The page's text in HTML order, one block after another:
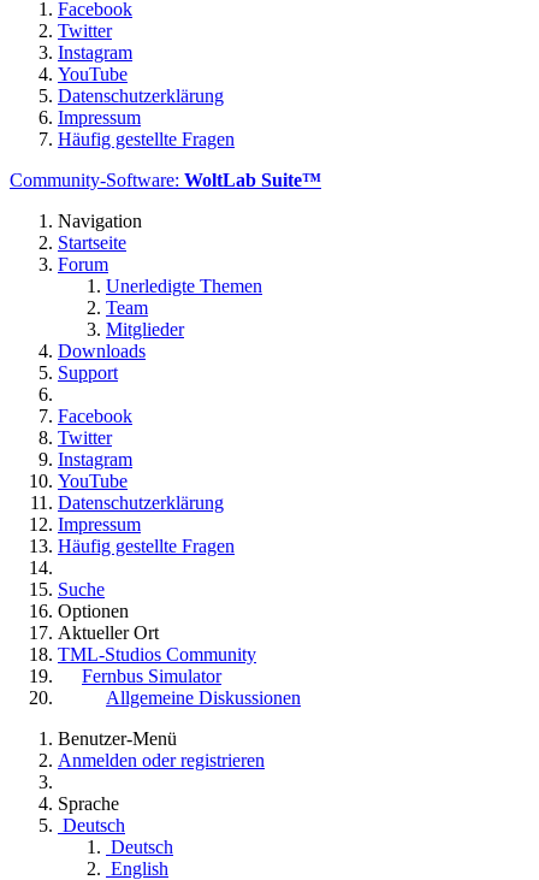
Facebook
Twitter
Instagram
YouTube
Datenschutzerklärung
Impressum
Häufig gestellte Fragen
Community-Software: WoltLab Suite™
Navigation
Startseite
Forum
Unerledigte Themen
Team
Mitglieder
Downloads
Support
Facebook
Twitter
Instagram
YouTube
Datenschutzerklärung
Impressum
Häufig gestellte Fragen
Suche
Optionen
Aktueller Ort
TML-Studios Community
Fernbus Simulator
Allgemeine Diskussionen
Benutzer-Menü
Anmelden oder registrieren
Sprache
Deutsch
Deutsch
English